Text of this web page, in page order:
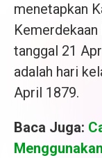
menetapkan
tanggal 21
adalah hari
April 1879.
Baca Juga: